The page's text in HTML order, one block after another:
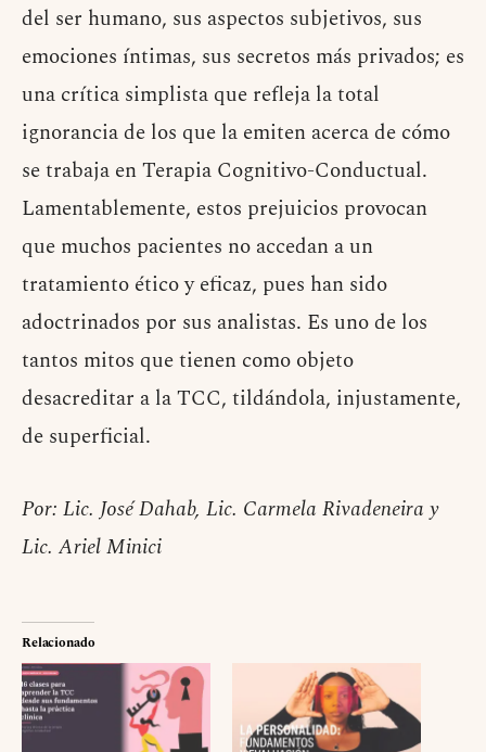
del ser humano, sus aspectos subjetivos, sus
emociones íntimas, sus secretos más privados; es
una crítica simplista que refleja la total
ignorancia de los que la emiten acerca de cómo
se trabaja en Terapia Cognitivo-Conductual.
Lamentablemente, estos prejuicios provocan
que muchos pacientes no accedan a un
tratamiento ético y eficaz, pues han sido
adoctrinados por sus analistas. Es uno de los
tantos mitos que tienen como objeto
desacreditar a la TCC, tildándola, injustamente,
de superficial.
Por: Lic. José Dahab, Lic. Carmela Rivadeneira y
Lic. Ariel Minici
Relacionado